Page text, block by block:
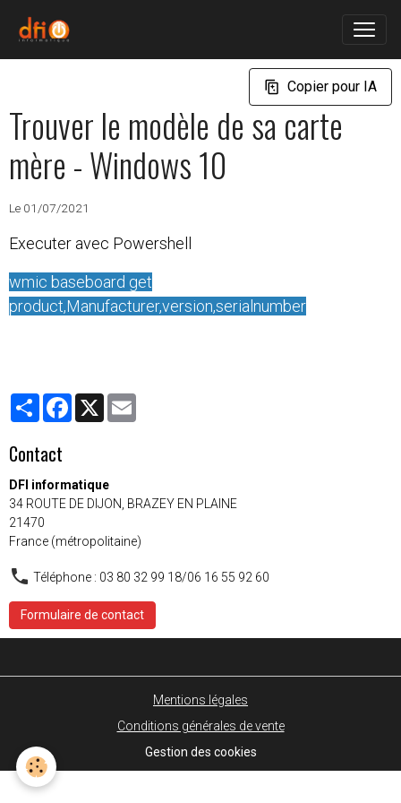
Copier pour IA
Trouver le modèle de sa carte
mère - Windows 10
Le 01/07/2021
Executer avec Powershell
wmic baseboard get
product,Manufacturer,version,serialnumber
PartagerFacebook
X
Contact
DFI informatique
34 ROUTE DE DIJON, BRAZEY EN PLAINE
21470
France (métropolitaine)
Téléphone : 03 80 32 99 18/06 16 55 92 60
Formulaire de contact
Mentions légales
Conditions générales de vente
Gestion des cookies